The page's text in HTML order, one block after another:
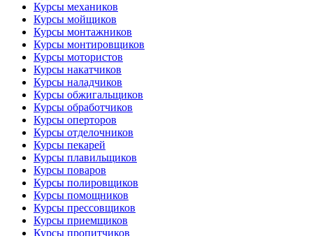
Курсы механиков
Курсы мойщиков
Курсы монтажников
Курсы монтировщиков
Курсы мотористов
Курсы накатчиков
Курсы наладчиков
Курсы обжигальщиков
Курсы обработчиков
Курсы оперторов
Курсы отделочников
Курсы пекарей
Курсы плавильщиков
Курсы поваров
Курсы полировщиков
Курсы помощников
Курсы прессовщиков
Курсы приемщиков
Курсы пропитчиков